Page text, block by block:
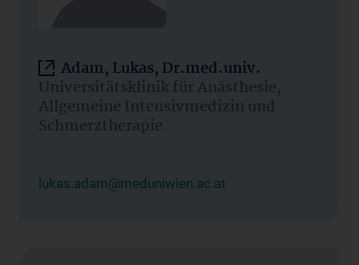
Adam, Lukas, Dr.med.univ.
Universitätsklinik für Anästhesie,
Allgemeine Intensivmedizin und
Schmerztherapie
lukas.adam@meduniwien.ac.at